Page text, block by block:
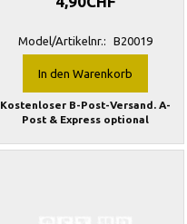
Model/Artikelnr.: B20019
In den Warenkorb
Kostenloser B-Post-Versand. A-
Post & Express optional